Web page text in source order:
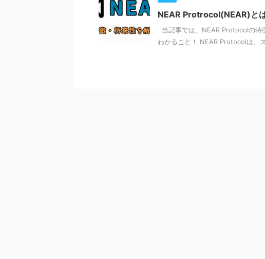
NEAR Protrocol(NEAR)と
当記事では、NEAR Protocolの
わかること！ NEAR Protocolは、